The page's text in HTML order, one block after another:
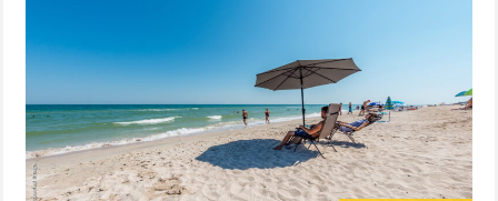
Проезд на Арабатскую Стрелку
Горячие источники
Розовое озеро
Соленые озера
Глицериновое озеро